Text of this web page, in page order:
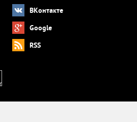
ВКонтакте
Google
RSS